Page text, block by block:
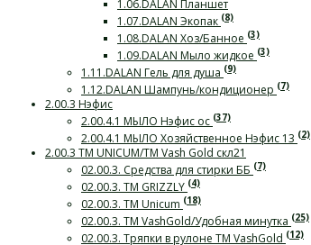
1.06.DALAN Планшет
1.07.DALAN Экопак (8)
1.08.DALAN Хоз/Банное (3)
1.09.DALAN Мыло жидкое (3)
1.11.DALAN Гель для душа (9)
1.12.DALAN Шампунь/кондиционер (7)
2.00.3 Нэфис
2.00.4.1 МЫЛО Нэфис ос (37)
2.00.4.1 МЫЛО Хозяйственное Нэфис 13 (2)
2.00.3 ТМ UNICUM/ТМ Vash Gold скл21
02.00.3. Средства для стирки ББ (7)
02.00.3. ТМ GRIZZLY (4)
02.00.3. ТМ Unicum (18)
02.00.3. ТМ VashGold/Удобная минутка (25)
02.00.3. Тряпки в рулоне ТМ VashGold (12)